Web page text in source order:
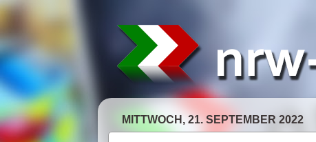
MITTWOCH, 21. SEPTEMBER 2022